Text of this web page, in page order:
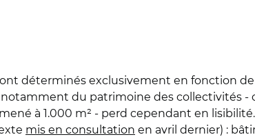
déterminés exclusivement en fonction
du patrimoine des collectivités
à 1.000 m² - perd cependant en
mis en consultation en avril dernier) :